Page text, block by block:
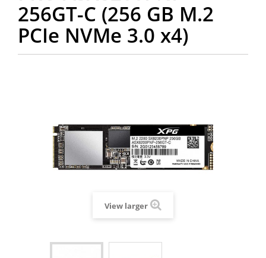
256GT-C (256 GB M.2
PCIe NVMe 3.0 x4)
View larger